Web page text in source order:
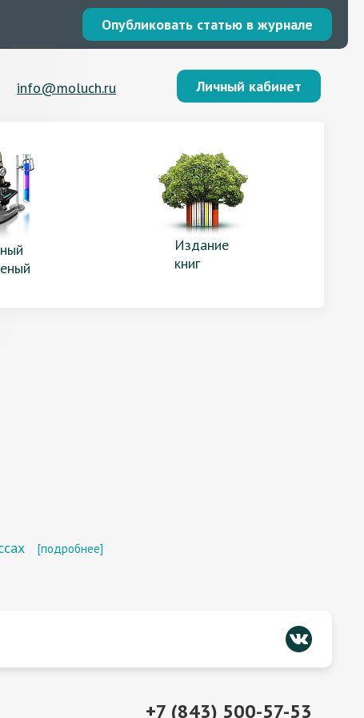
Опубликовать статью в журнале
info@moluch.ru Личный кабинет
Издание
книг
[подробнее]
+7 (843) 500-57-53